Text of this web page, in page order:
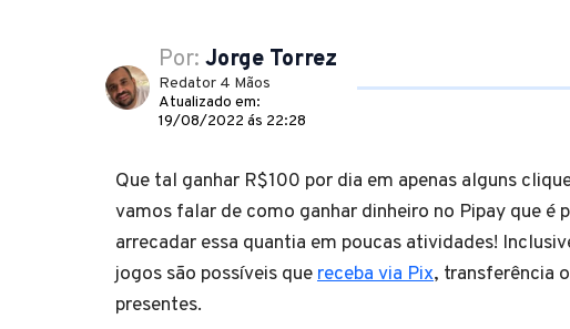
Por: Jorge Torrez
Redator 4 Mãos
Atualizado em:
19/08/2022 ás 22:28
Que tal ganhar R$100 por dia em apenas alguns
vamos falar de como ganhar dinheiro no Pipay que é
arrecadar essa quantia em poucas atividades!
jogos são possíveis que receba via Pix, transferência
presentes.